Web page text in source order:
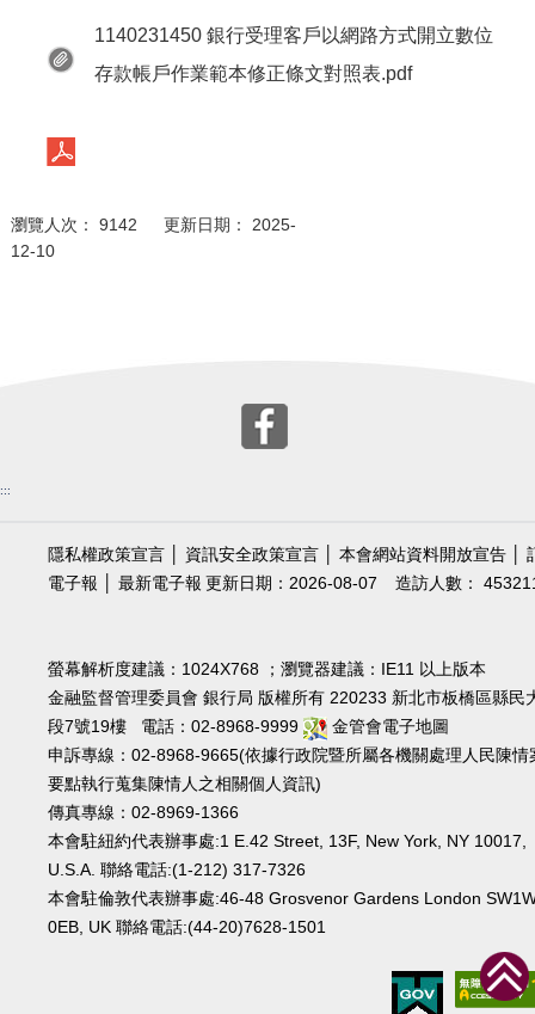
1140231450 銀行受理客戶以網路方式開立數位
存款帳戶作業範本修正條文對照表.pdf
瀏覽人次： 9142 更新日期： 2025-
12-10
:::
隱私權政策宣言 資訊安全政策宣言 本會網站資料開放宣告
電子報
最新電子報 造訪人數：
更新日期：2026-08-07
螢幕解析度建議：1024X768 ；瀏覽器建議：IE11 以上版本
金融監督管理委員會 銀行局 版權所有 220233 新北市板橋區縣民
段7號19樓 電話：02-8968-9999
金管會電子地圖
申訴專線：02-8968-9665(依據行政院暨所屬各機關處理人民陳情
要點執行蒐集陳情人之相關個人資訊)
傳真專線：02-8969-1366
本會駐紐約代表辦事處:1 E.42 Street, 13F, New York, NY 10017,
U.S.A. 聯絡電話:(1-212) 317-7326
本會駐倫敦代表辦事處:46-48 Grosvenor Gardens London
0EB, UK 聯絡電話:(44-20)7628-1501